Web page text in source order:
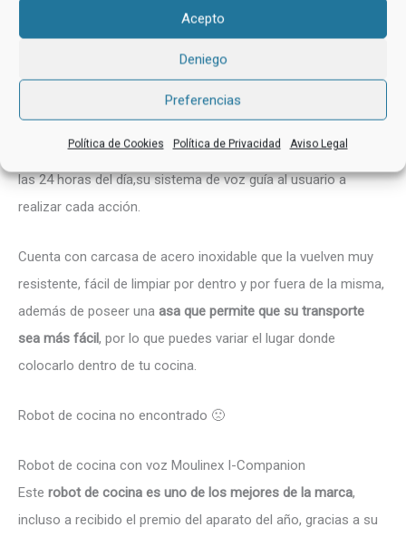
Acepto
Deniego
Preferencias
Política de Cookies Política de Privacidad Aviso Legal
Robot de cocina con voz Novohogar multifunción
Este robot de cocina, viene con4 menús prefabricados y 8
programas automáticos, mediante el cual podrás cocinar
todo tipo de recetas, se puede programar a través de un reloj
las 24 horas del día,su sistema de voz guía al usuario a
realizar cada acción.
Cuenta con carcasa de acero inoxidable que la vuelven muy
resistente, fácil de limpiar por dentro y por fuera de la misma,
además de poseer una asa que permite que su transporte
sea más fácil, por lo que puedes variar el lugar donde
colocarlo dentro de tu cocina.
Robot de cocina no encontrado 🙁
Robot de cocina con voz Moulinex I-Companion
Este robot de cocina es uno de los mejores de la marca,
incluso a recibido el premio del aparato del año, gracias a su